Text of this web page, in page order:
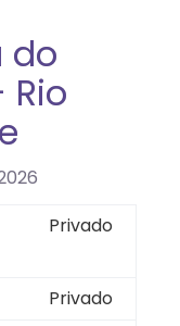
do
Rio
Privado
Privado